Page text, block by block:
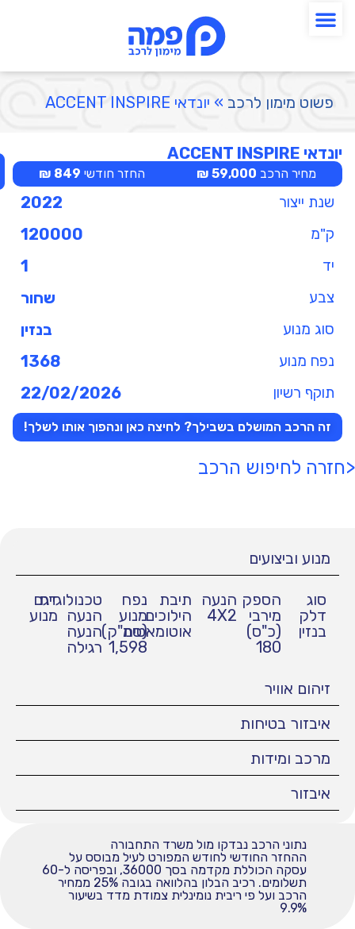
פשוט מימון לרכב » יונדאי ACCENT INSPIRE
יונדאי ACCENT INSPIRE
מחיר הרכב 59,000 ₪ החזר חודשי 849 ₪
שנת ייצור 2022
ק"מ 120000
יד 1
צבע שחור
סוג מנוע בנזין
נפח מנוע 1368
תוקף רשיון 22/02/2026
זה הרכב המושלם בשבילך? לחיצה כאן ונהפוך אותו לשלך!
<חזרה לחיפוש הרכב
מנוע וביצועים
סוג
דלק
בנזין
הספק
מירבי
(כ"ס)
180
הנעה
4X2
תיבת
הילוכים
אוטומאטית
נפח
מנוע
(סמ"ק)
1,598
טכנולוגיית
הנעה
הנעה
רגילה
דגם
מנוע
זיהום אוויר
איבזור בטיחות
מרכב ומידות
איבזור
נתוני הרכב נבדקו מול משרד התחבורה
ההחזר החודשי לחודש המפורט לעיל מבוסס על
עסקה הכוללת מקדמה בסך 36000, ובפריסה ל-60
תשלומים. רכיב הבלון בהלוואה בגובה 25% ממחיר
הרכב ועל פי ריבית נומינלית צמודת מדד בשיעור
9.9%